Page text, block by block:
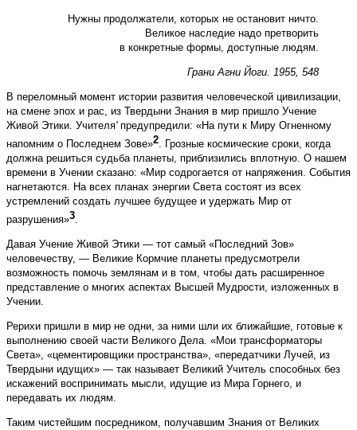
Нужны продолжатели, которых не остановит ничто.
Великое наследие надо претворить
в конкретные формы, доступные людям.
Грани Агни Йоги. 1955, 548
В переломный момент истории развития человеческой цивилизации,
на смене эпох и рас, из Твердыни Знания в мир пришло Учение
Живой Этики. Учителя'предупредили: «На пути к Миру Огненному
напомним о Последнем Зове»2. Грозные космические сроки, когда
должна решиться судьба планеты, приблизились вплотную. О нашем
времени в Учении сказано: «Мир содрогается от напряжения. События
нагнетаются. На всех планах энергии Света состоят из всех
устремлений создать лучшее будущее и удержать Мир от
разрушения»3.
Давая Учение Живой Этики — тот самый «Последний Зов»
человечеству, — Великие Кормчие планеты предусмотрели
возможность помочь землянам и в том, чтобы дать расширенное
представление о многих аспектах Высшей Мудрости, изложенных в
Учении.
Рерихи пришли в мир не одни, за ними шли их ближайшие, готовые к
выполнению своей части Великого Дела. «Мои трансформаторы
Света», «цементировщики пространства», «передатчики Лучей, из
Твердыни идущих» — так называет Великий Учитель способных без
искажений воспринимать мысли, идущие из Мира Горнего, и
передавать их людям.
Таким чистейшим посредником, получавшим Знания от Великих